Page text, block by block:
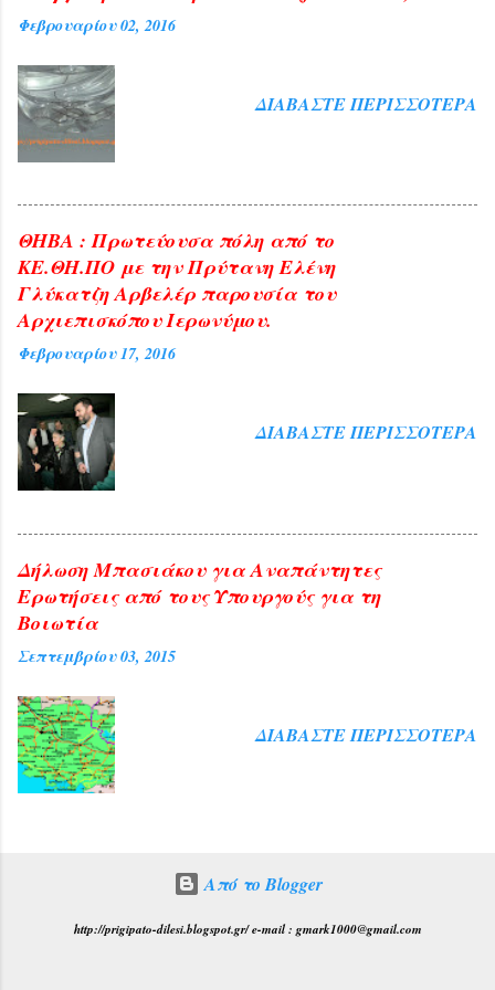
Φεβρουαρίου 02, 2016
ΔΙΑΒΆΣΤΕ ΠΕΡΙΣΣΌΤΕΡΑ
ΘΗΒΑ : Πρωτεύουσα πόλη από το
ΚΕ.ΘΗ.ΠΟ με την Πρύτανη Ελένη
Γλύκατζη Αρβελέρ παρουσία του
Αρχιεπισκόπου Ιερωνύμου.
Φεβρουαρίου 17, 2016
ΔΙΑΒΆΣΤΕ ΠΕΡΙΣΣΌΤΕΡΑ
Δήλωση Μπασιάκου για Αναπάντητες
Ερωτήσεις από τους Υπουργούς για τη
Βοιωτία
Σεπτεμβρίου 03, 2015
ΔΙΑΒΆΣΤΕ ΠΕΡΙΣΣΌΤΕΡΑ
Από το Blogger
http://prigipato-dilesi.blogspot.gr/ e-mail : gmark1000@gmail.com